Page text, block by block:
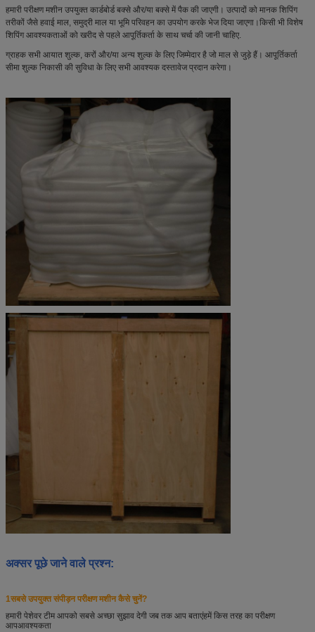
हमारी परीक्षण मशीन उपयुक्त कार्डबोर्ड बक्से और/या बक्से में पैक की जाएगी। उत्पादों को मानक शिपिंग
तरीकों जैसे हवाई माल, समुद्री माल या भूमि परिवहन का उपयोग करके भेज दिया जाएगा।किसी भी विशेष
शिपिंग आवश्यकताओं को खरीद से पहले आपूर्तिकर्ता के साथ चर्चा की जानी चाहिए.
ग्राहक सभी आयात शुल्क, करों और/या अन्य शुल्क के लिए जिम्मेदार है जो माल से जुड़े हैं। आपूर्तिकर्ता
सीमा शुल्क निकासी की सुविधा के लिए सभी आवश्यक दस्तावेज प्रदान करेगा।
अक्सर पूछे जाने वाले प्रश्न:
1सबसे उपयुक्त संपीड़न परीक्षण मशीन कैसे चुनें?
हमारी पेशेवर टीम आपको सबसे अच्छा सुझाव देगी जब तक आप बताएंहमें किस तरह का परीक्षण
आपआवश्यकता